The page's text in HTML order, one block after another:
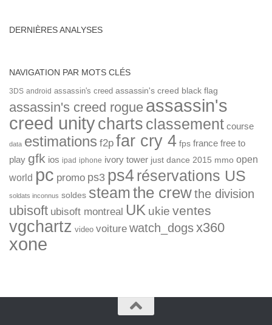
DERNIÈRES ANALYSES
NAVIGATION PAR MOTS CLÉS
3DS android assassin's creed assassin's creed black flag
assassin's creed rogue assassin's
creed unitycharts classement course
data estimations f2p far cry 4 fps france free to
play gfk ios ipad iphone ivory tower just dance 2015 mmo open
world pc promo ps3 ps4réservations US
soldats inconnus soldes steamthe crewthe division
ubisoft ubisoft montreal UK ukie ventes
vgchartz video voiture watch_dogsx360
xone